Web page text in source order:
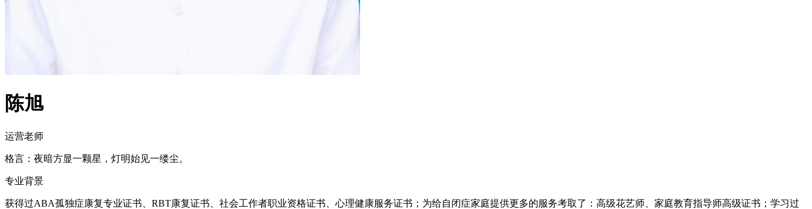
陈旭
运营老师
格言：夜暗方显一颗星，灯明始见一缕尘。
专业背景
获得过ABA孤独症康复专业证书、RBT康复证书、社会工作者职业资格证书、心理健康服务证书；为给自闭症家庭提供更多的服务考取了：高级花艺师、家庭教育指导师高级证书；学习过